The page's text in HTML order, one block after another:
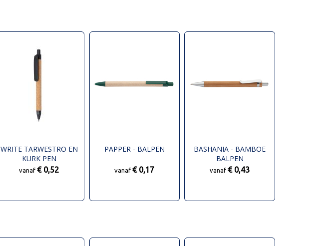
WRITE TARWESTRO EN
KURK PEN
vanaf€ 0,52
PAPPER - BALPEN
vanaf€ 0,17
BASHANIA - BAMBOE
BALPEN
vanaf€ 0,43